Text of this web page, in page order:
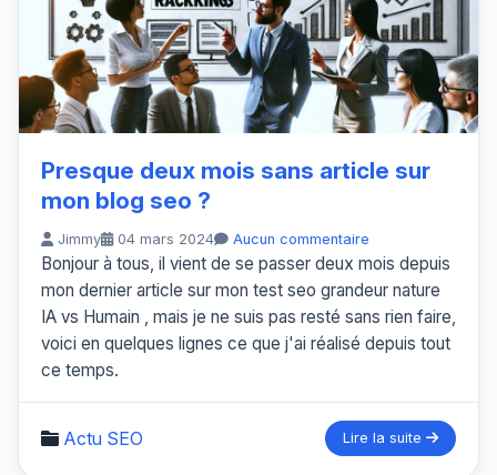
Presque deux mois sans article sur
mon blog seo ?
Jimmy 04 mars 2024 Aucun commentaire
Bonjour à tous, il vient de se passer deux mois depuis
mon dernier article sur mon test seo grandeur nature
IA vs Humain , mais je ne suis pas resté sans rien faire,
voici en quelques lignes ce que j'ai réalisé depuis tout
ce temps.
Actu SEO Lire la suite